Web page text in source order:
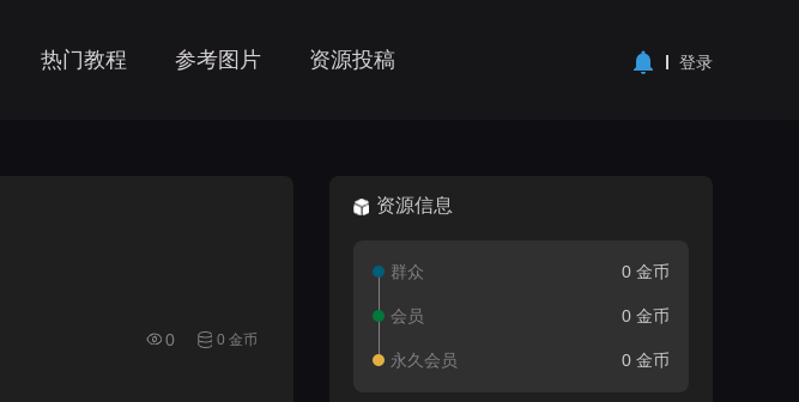
热门教程 参考图片 资源投稿 登录
0 0 金币
资源信息
群众 0 金币
会员 0 金币
永久会员 0 金币